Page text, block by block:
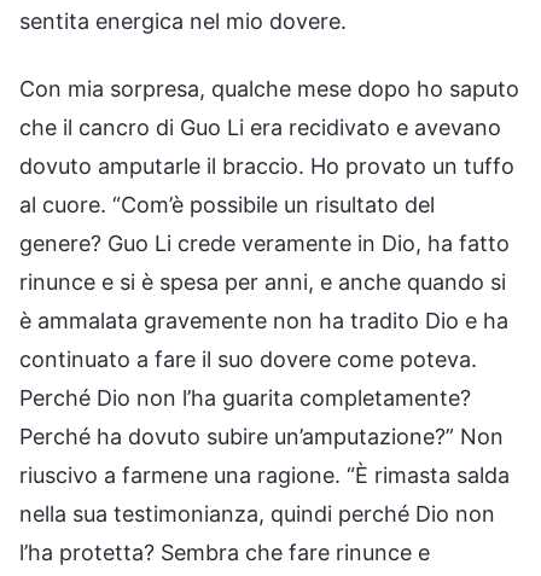
sentita energica nel mio dovere.
Con mia sorpresa, qualche mese dopo ho saputo
che il cancro di Guo Li era recidivato e avevano
dovuto amputarle il braccio. Ho provato un tuffo
al cuore. “Com’è possibile un risultato del
genere? Guo Li crede veramente in Dio, ha fatto
rinunce e si è spesa per anni, e anche quando si
è ammalata gravemente non ha tradito Dio e ha
continuato a fare il suo dovere come poteva.
Perché Dio non l’ha guarita completamente?
Perché ha dovuto subire un’amputazione?” Non
riuscivo a farmene una ragione. “È rimasta salda
nella sua testimonianza, quindi perché Dio non
l’ha protetta? Sembra che fare rinunce e